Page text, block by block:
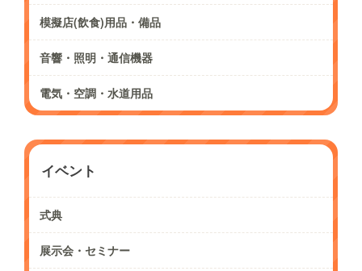
模擬店(飲食)用品・備品
音響・照明・通信機器
電気・空調・水道用品
イベント
式典
展示会・セミナー